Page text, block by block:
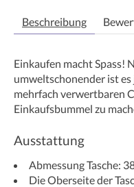
Beschreibung
Einkaufen macht Spass!
umweltschonender ist
mehrfach verwertbaren
Einkaufsbummel zu
Ausstattung
Abmessung Tasche:
Die Oberseite der